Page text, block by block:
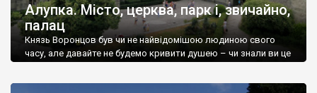
Алупка. Місто, церква, парк і, звичайно,
палац
Князь Воронцов був чи не найвідомішою людиною свого
часу, але давайте не будемо кривити душею – чи знали ви це